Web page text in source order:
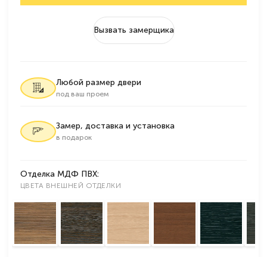
Вызвать замерщика
Любой размер двери
под ваш проем
Замер, доставка и установка
в подарок
Отделка МДФ ПВХ:
ЦВЕТА ВНЕШНЕЙ ОТДЕЛКИ